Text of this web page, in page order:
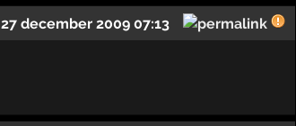
27 december 2009 07:13